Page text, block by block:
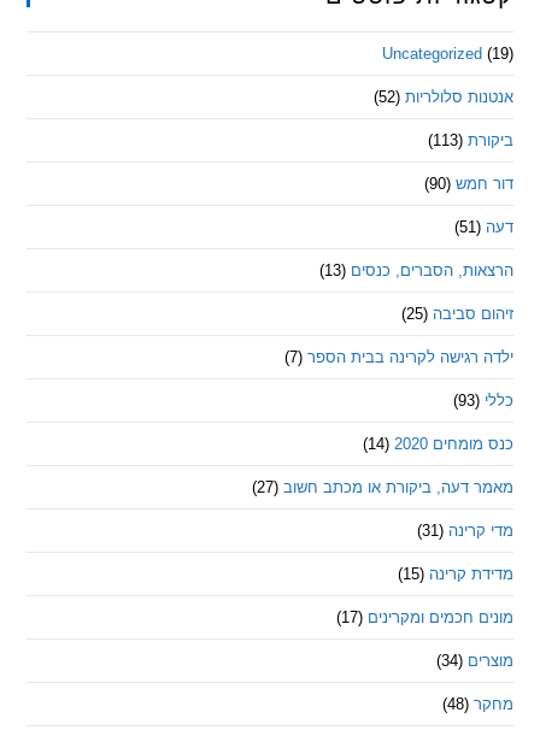
סלולריות (52)
(90)
הסברים, כנסים (13)
סביבה (25)
לקרינה בבית הספר (7)
2020
(14)
ביקורת או מכתב חשוב (27)
(31)
קרינה (15)
חכמים ומקרינים (17)